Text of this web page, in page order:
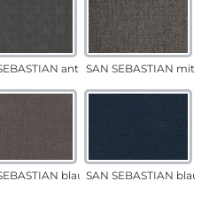
anthrazitSAN SEBASTIAN
blau-sand
SAN SEBASTIAN blau